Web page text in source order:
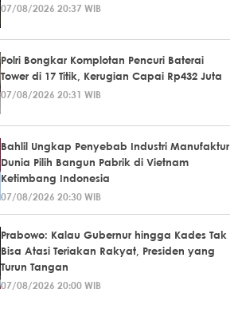
07/08/2026 20:37 WIB
Polri Bongkar Komplotan Pencuri Baterai
Tower di 17 Titik, Kerugian Capai Rp432 Juta
07/08/2026 20:31 WIB
Bahlil Ungkap Penyebab Industri Manufaktur
Dunia Pilih Bangun Pabrik di Vietnam
Ketimbang Indonesia
07/08/2026 20:30 WIB
Prabowo: Kalau Gubernur hingga Kades Tak
Bisa Atasi Teriakan Rakyat, Presiden yang
Turun Tangan
07/08/2026 20:00 WIB